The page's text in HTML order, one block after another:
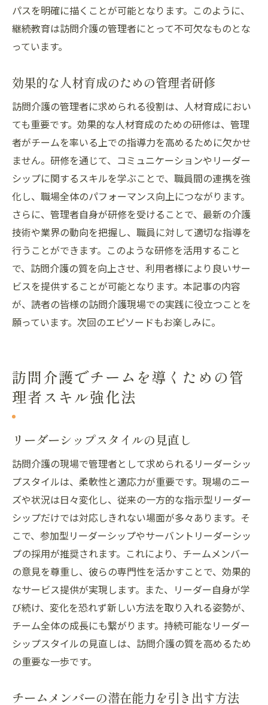
パスを明確に描くことが可能となります。このように、
継続教育は訪問介護の管理者にとって不可欠なものとな
っています。
効果的な人材育成のための管理者研修
訪問介護の管理者に求められる役割は、人材育成におい
ても重要です。効果的な人材育成のための研修は、管理
者がチームを率いる上での指導力を高めるために欠かせ
ません。研修を通じて、コミュニケーションやリーダー
シップに関するスキルを学ぶことで、職員間の連携を強
化し、職場全体のパフォーマンス向上につながります。
さらに、管理者自身が研修を受けることで、最新の介護
技術や業界の動向を把握し、職員に対して適切な指導を
行うことができます。このような研修を活用すること
で、訪問介護の質を向上させ、利用者様により良いサー
ビスを提供することが可能となります。本記事の内容
が、読者の皆様の訪問介護現場での実践に役立つことを
願っています。次回のエピソードもお楽しみに。
訪問介護でチームを導くための管
理者スキル強化法
リーダーシップスタイルの見直し
訪問介護の現場で管理者として求められるリーダーシッ
プスタイルは、柔軟性と適応力が重要です。現場のニー
ズや状況は日々変化し、従来の一方的な指示型リーダー
シップだけでは対応しきれない場面が多々あります。そ
こで、参加型リーダーシップやサーバントリーダーシッ
プの採用が推奨されます。これにより、チームメンバー
の意見を尊重し、彼らの専門性を活かすことで、効果的
なサービス提供が実現します。また、リーダー自身が学
び続け、変化を恐れず新しい方法を取り入れる姿勢が、
チーム全体の成長にも繋がります。持続可能なリーダー
シップスタイルの見直しは、訪問介護の質を高めるため
の重要な一歩です。
チームメンバーの潜在能力を引き出す方法